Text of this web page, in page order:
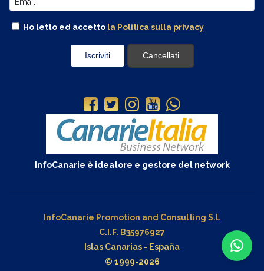
Ho letto ed accetto la Politica sulla privacy
InfoCanarie è ideatore e gestore del network
InfoCanarie Promotion and Consulting S.l.
C.I.F. B35976927
Islas Canarias - España
© 1999-2026